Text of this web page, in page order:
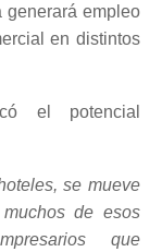
generará empleo
en distintos
el potencial
se mueve
de esos
que